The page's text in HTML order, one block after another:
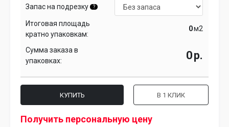
Запас на подрезку ?
Итоговая площадь
кратно упаковкам:
м2
Сумма заказа в
упаковках:
р.
КУПИТЬ В 1 КЛИК
Получить персональную цену